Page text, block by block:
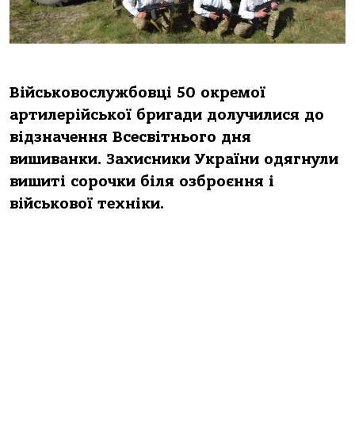
Військовослужбовці 50 окремої
артилерійської бригади долучилися до
відзначення Всесвітнього дня
вишиванки. Захисники України одягнули
вишиті сорочки біля озброєння і
військової техніки.